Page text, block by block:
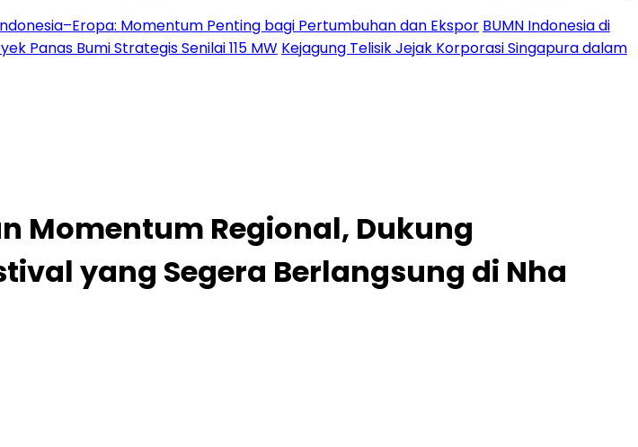
Momentum Penting bagi Pertumbuhan dan Ekspor BUMN Indonesia di
Panas Bumi Strategis Senilai 115 MW Kejagung Telisik Jejak Korporasi Singapura dalam
Momentum Regional, Dukung
yang Segera Berlangsung di Nha